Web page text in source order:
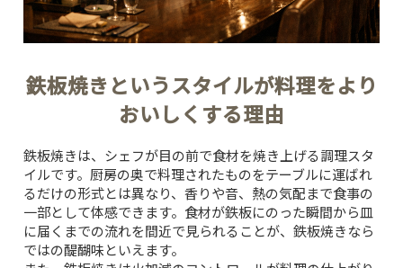
鉄板焼きというスタイルが料理をより
おいしくする理由
鉄板焼きは、シェフが目の前で食材を焼き上げる調理スタ
イルです。厨房の奥で料理されたものをテーブルに運ばれ
るだけの形式とは異なり、香りや音、熱の気配まで食事の
一部として体感できます。食材が鉄板にのった瞬間から皿
に届くまでの流れを間近で見られることが、鉄板焼きなら
ではの醍醐味といえます。